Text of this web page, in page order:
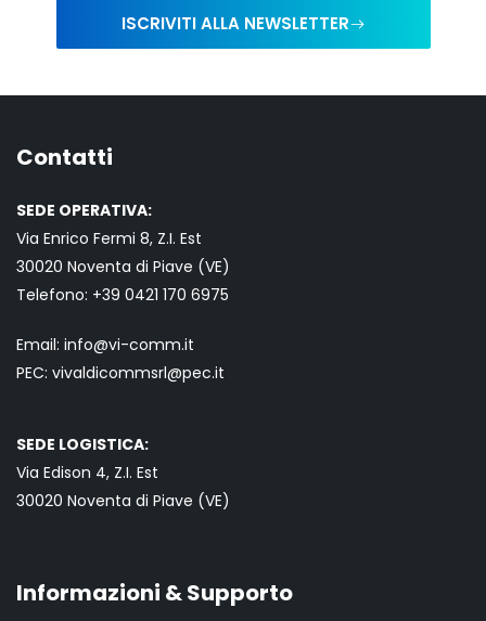
ISCRIVITI ALLA NEWSLETTER
Contatti
SEDE OPERATIVA:
Via Enrico Fermi 8, Z.I. Est
30020 Noventa di Piave (VE)
Telefono: +39 0421 170 6975
Email: info@vi-comm.it
PEC: vivaldicommsrl@pec.it
SEDE LOGISTICA:
Via Edison 4, Z.I. Est
30020 Noventa di Piave (VE)
Informazioni & Supporto